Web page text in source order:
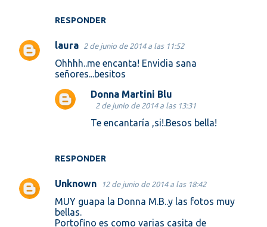
RESPONDER
laura 2 de junio de 2014 a las 11:52
Ohhhh..me encanta! Envidia sana
señores...besitos
RESPONDER
Donna Martini Blu
2 de junio de 2014 a las 13:31
Te encantaría ,si!.Besos bella!
Unknown 12 de junio de 2014 a las 18:42
MUY guapa la Donna M.B..y las fotos muy
bellas.
Portofino es como varias casita de